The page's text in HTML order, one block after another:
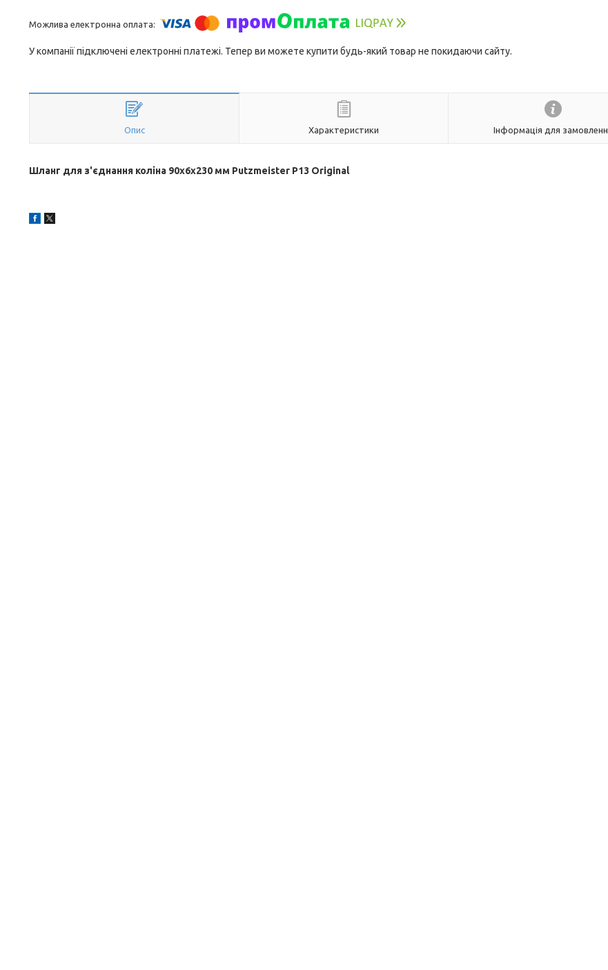
У компанії підключені електронні платежі. Тепер ви можете купити будь-який товар не покидаючи сайту.
Опис Характеристики Інформація для
Шланг для з'єднання коліна 90x6x230 мм Putzmeister P13 Original